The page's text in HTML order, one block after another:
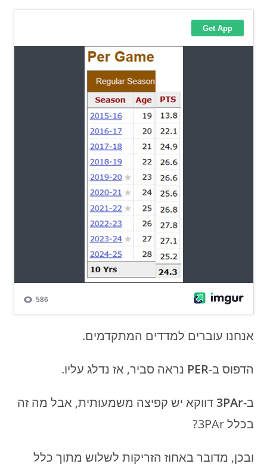
אנחנו עוברים למדדים המתקדמים.
הדפוס ב-PER נראה סביר, אז נדלג עליו.
ב-3PArדווקא יש קפיצה משמעותית, אבל מה זה
בכלל 3PAr?
ובכן, מדובר באחוז הזריקות לשלוש מתוך כלל